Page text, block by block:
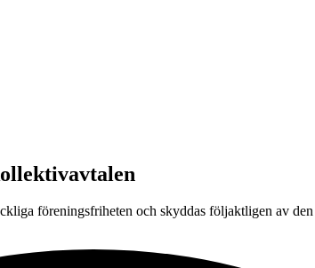
föreningsfriheten och skyddas följaktligen av